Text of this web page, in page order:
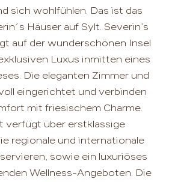
sich wohlfühlen. Das ist das
Häuser auf Sylt. Severin’s
auf der wunderschönen Insel
Luxus inmitten eines
Die eleganten Zimmer und
eingerichtet und verbinden
mit friesischem Charme.
verfügt über erstklassige
regionale und internationale
sowie ein luxuriöses
Wellness-Angeboten. Die